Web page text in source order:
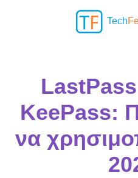
Tech
LastPass
KeePass:
να